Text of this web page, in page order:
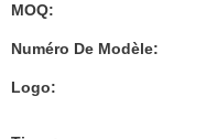
MOQ:
Numéro De Modèle:
Logo: